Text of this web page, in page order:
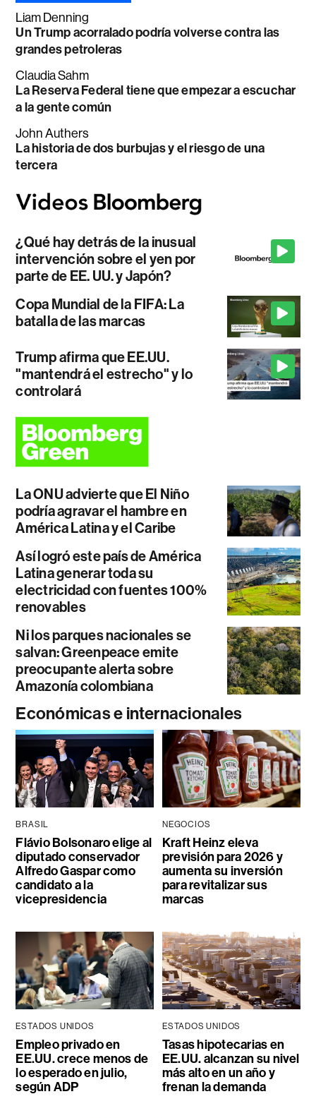
Liam Denning
Un Trump acorralado podría volverse contra las
grandes petroleras
Claudia Sahm
La Reserva Federal tiene que empezar a escuchar
a la gente común
John Authers
La historia de dos burbujas y el riesgo de una
tercera
¿Qué hay detrás de la inusual
intervención sobre el yen por
parte de EE. UU. y Japón?
Copa Mundial de la FIFA: La
batalla de las marcas
Trump afirma que EE.UU.
"mantendrá el estrecho" y lo
controlará
La ONU advierte que El Niño
podría agravar el hambre en
América Latina y el Caribe
Así logró este país de América
Latina generar toda su
electricidad con fuentes 100%
renovables
Ni los parques nacionales se
salvan: Greenpeace emite
preocupante alerta sobre
Amazonía colombiana
Económicas e internacionales
BRASIL
Flávio Bolsonaro elige al
diputado conservador
Alfredo Gaspar como
candidato a la
vicepresidencia
NEGOCIOS
Kraft Heinz eleva
previsión para 2026 y
aumenta su inversión
para revitalizar sus
marcas
ESTADOS UNIDOS
Empleo privado en
EE.UU. crece menos de
lo esperado en julio,
según ADP
ESTADOS UNIDOS
Tasas hipotecarias en
EE.UU. alcanzan su nivel
más alto en un año y
frenan la demanda